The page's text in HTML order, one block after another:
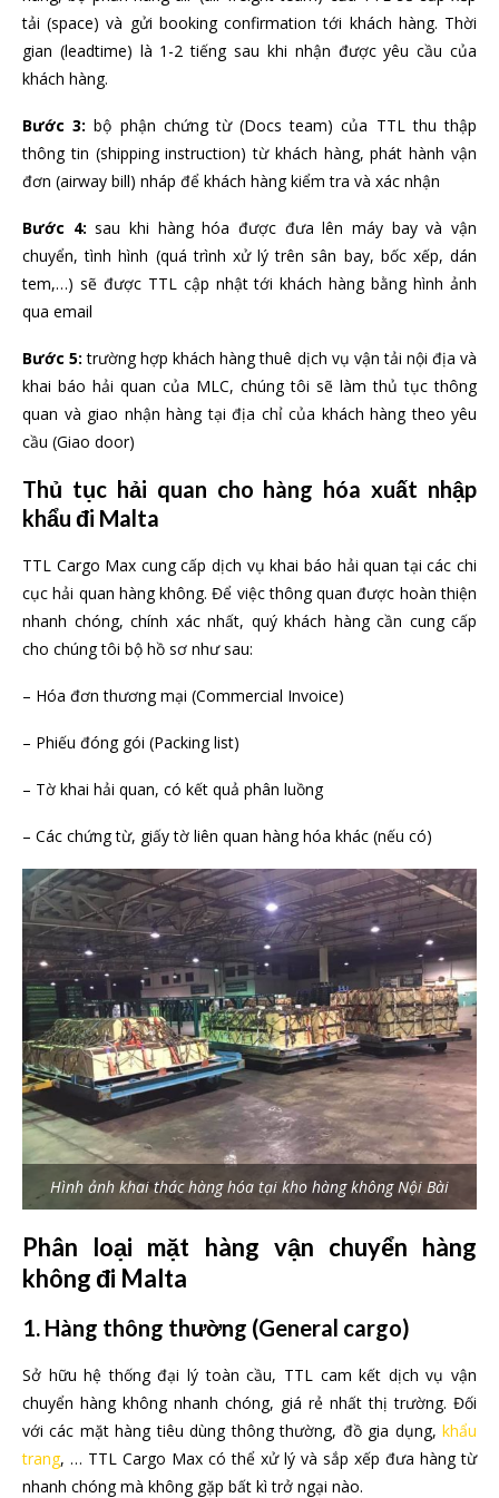
tải (space) và gửi booking confirmation tới khách hàng. Thời
gian (leadtime) là 1-2 tiếng sau khi nhận được yêu cầu của
khách hàng.
Bước 3: bộ phận chứng từ (Docs team) của TTL thu thập
thông tin (shipping instruction) từ khách hàng, phát hành vận
đơn (airway bill) nháp để khách hàng kiểm tra và xác nhận
Bước 4:sau khi hàng hóa được đưa lên máy bay và vận
chuyển, tình hình (quá trình xử lý trên sân bay, bốc xếp, dán
tem,…) sẽ được TTL cập nhật tới khách hàng bằng hình ảnh
qua email
Bước 5:trường hợp khách hàng thuê dịch vụ vận tải nội địa và
khai báo hải quan của MLC, chúng tôi sẽ làm thủ tục thông
quan và giao nhận hàng tại địa chỉ của khách hàng theo yêu
cầu (Giao door)
Thủ tục hải quan cho hàng hóa xuất nhập
khẩu đi Malta
TTL Cargo Max cung cấp dịch vụ khai báo hải quan tại các chi
cục hải quan hàng không. Để việc thông quan được hoàn thiện
nhanh chóng, chính xác nhất, quý khách hàng cần cung cấp
cho chúng tôi bộ hồ sơ như sau:
– Hóa đơn thương mại (Commercial Invoice)
– Phiếu đóng gói (Packing list)
– Tờ khai hải quan, có kết quả phân luồng
– Các chứng từ, giấy tờ liên quan hàng hóa khác (nếu có)
Hình ảnh khai thác hàng hóa tại kho hàng không Nội Bài
Phân loại mặt hàng vận chuyển hàng
không đi Malta
1. Hàng thông thường (General cargo)
Sở hữu hệ thống đại lý toàn cầu, TTL cam kết dịch vụ vận
chuyển hàng không nhanh chóng, giá rẻ nhất thị trường. Đối
với các mặt hàng tiêu dùng thông thường, đồ gia dụng, khẩu
trang, … TTL Cargo Max có thể xử lý và sắp xếp đưa hàng từ
nhanh chóng mà không gặp bất kì trở ngại nào.